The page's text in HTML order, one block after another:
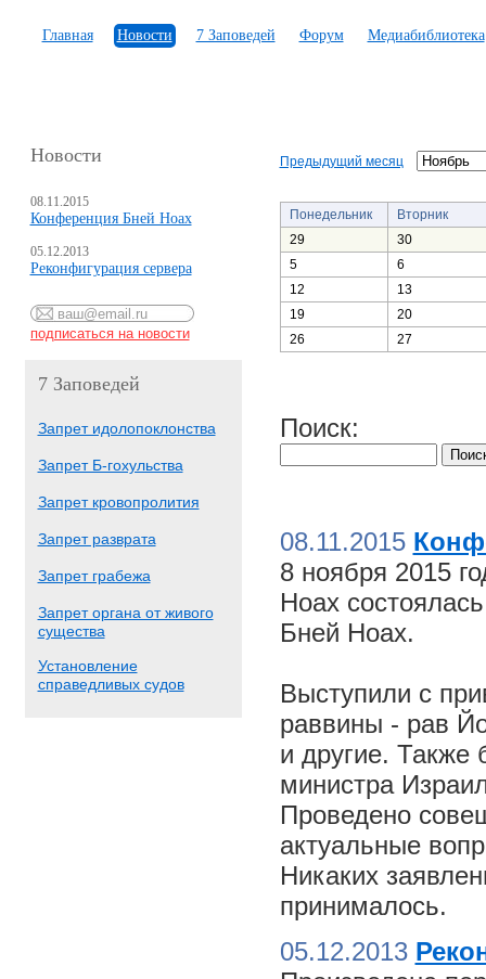
Главная Новости 7 Заповедей Форум Медиабиблиотека
Новости
08.11.2015
Конференция Бней Ноах
05.12.2013
Реконфигурация сервера
7 Заповедей
Запрет идолопоклонства
Запрет Б-гохульства
Запрет кровопролития
Запрет разврата
Запрет грабежа
Запрет органа от живого
существа
Установление
справедливых судов
Предыдущий месяц
Понедельник
Вторник
29
30
5
6
12
13
19
20
26
27
Поиск:
08.11.2015
8 ноября 2015
Ноах
Бней Ноах.
Выступили с
раввины - рав
и другие. Также
министра
Проведено
актуальные
Никаких
принималось.
05.12.2013